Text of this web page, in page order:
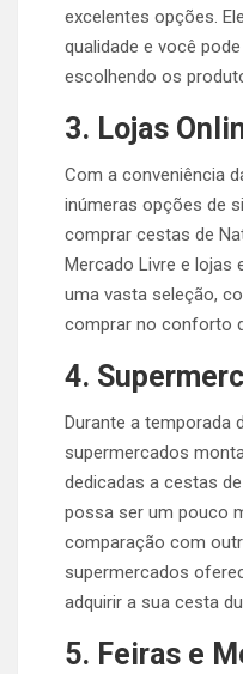
excelentes opções.
qualidade e você
escolhendo os
3. Lojas
Com a conveniência
inúmeras opções de
comprar cestas de
Mercado Livre e lojas
uma vasta seleção,
comprar no conforto
4.
Durante a temporada
supermercados
dedicadas a cestas
possa ser um pouco
comparação com
supermercados
adquirir a sua cesta
5. Feiras e